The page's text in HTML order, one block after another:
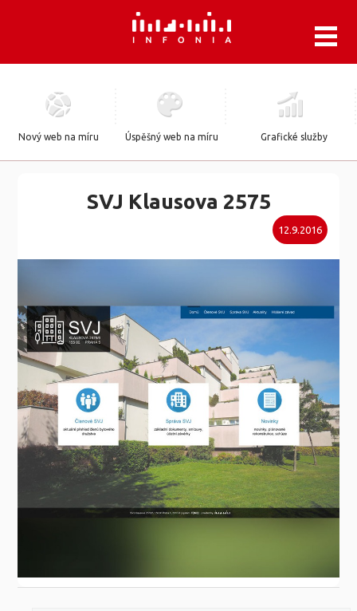
SVJ Klausova 2575
12.9.2016
Nový web na míru Úspěšný web na míru Grafické služby